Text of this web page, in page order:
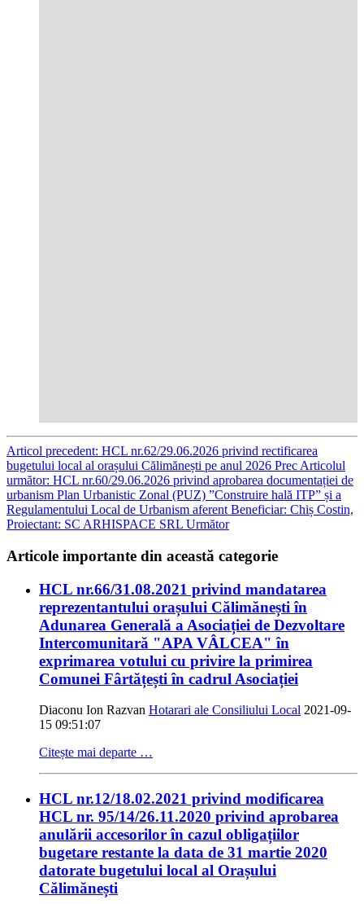
Articol precedent: HCL nr.62/29.06.2026 privind rectificarea
bugetului local al orașului Călimănești pe anul 2026 Prec Articolul
următor: HCL nr.60/29.06.2026 privind aprobarea documentației de
urbanism Plan Urbanistic Zonal (PUZ) ”Construire hală ITP” și a
Regulamentului Local de Urbanism aferent Beneficiar: Chiș Costin,
Proiectant: SC ARHISPACE SRL Următor
Articole importante din această categorie
HCL nr.66/31.08.2021 privind mandatarea
reprezentantului orașului Călimănești în
Adunarea Generală a Asociației de Dezvoltare
Intercomunitară "APA VÂLCEA" în
exprimarea votului cu privire la primirea
Comunei Fârtățești în cadrul Asociației
Diaconu Ion Razvan Hotarari ale Consiliului Local 2021-09-
15 09:51:07
Citește mai departe …
HCL nr.12/18.02.2021 privind modificarea
HCL nr. 95/14/26.11.2020 privind aprobarea
anulării accesorilor în cazul obligațiilor
bugetare restante la data de 31 martie 2020
datorate bugetului local al Orașului
Călimănești